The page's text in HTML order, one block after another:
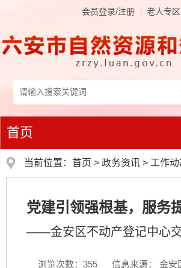
会员登录/注册 老人专区
首页
当前位置： 首页 > 政务资讯 > 工作
党建引领强根基，服务
——金安区不动产登记中心
浏览次数： 355
信息来源： 金安